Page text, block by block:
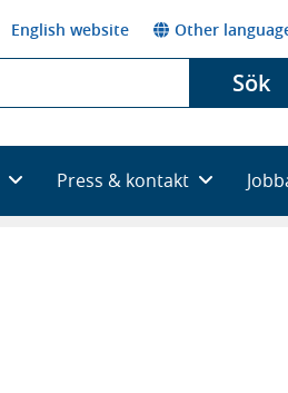
English website Other
Sök
Press & kontakt